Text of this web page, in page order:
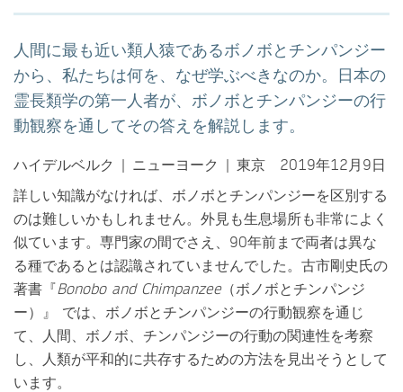
人間に最も近い類人猿であるボノボとチンパンジー
から、私たちは何を、なぜ学ぶべきなのか。日本の
霊長類学の第一人者が、ボノボとチンパンジーの行
動観察を通してその答えを解説します。
ハイデルベルク | ニューヨーク | 東京 2019年12月9日
詳しい知識がなければ、ボノボとチンパンジーを区別する
のは難しいかもしれません。外見も生息場所も非常によく
似ています。専門家の間でさえ、90年前まで両者は異な
る種であるとは認識されていませんでした。古市剛史氏の
著書『Bonobo and Chimpanzee（ボノボとチンパンジ
ー）』 では、ボノボとチンパンジーの行動観察を通じ
て、人間、ボノボ、チンパンジーの行動の関連性を考察
し、人類が平和的に共存するための方法を見出そうとして
います。